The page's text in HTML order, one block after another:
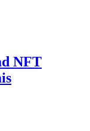
NFT